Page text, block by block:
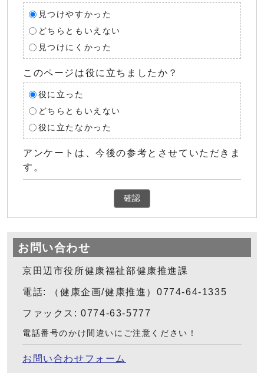
見つけやすかった
どちらともいえない
見つけにくかった
このページは役に立ちましたか？
役に立った
どちらともいえない
役に立たなかった
アンケートは、今後の参考とさせていただきま
す。
確認
お問い合わせ
京田辺市役所健康福祉部健康推進課
電話: （健康企画/健康推進）0774-64-1335
ファックス: 0774-63-5777
電話番号のかけ間違いにご注意ください！
お問い合わせフォーム